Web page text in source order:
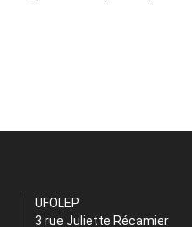
UFOLEP
3 rue Juliette Récamier